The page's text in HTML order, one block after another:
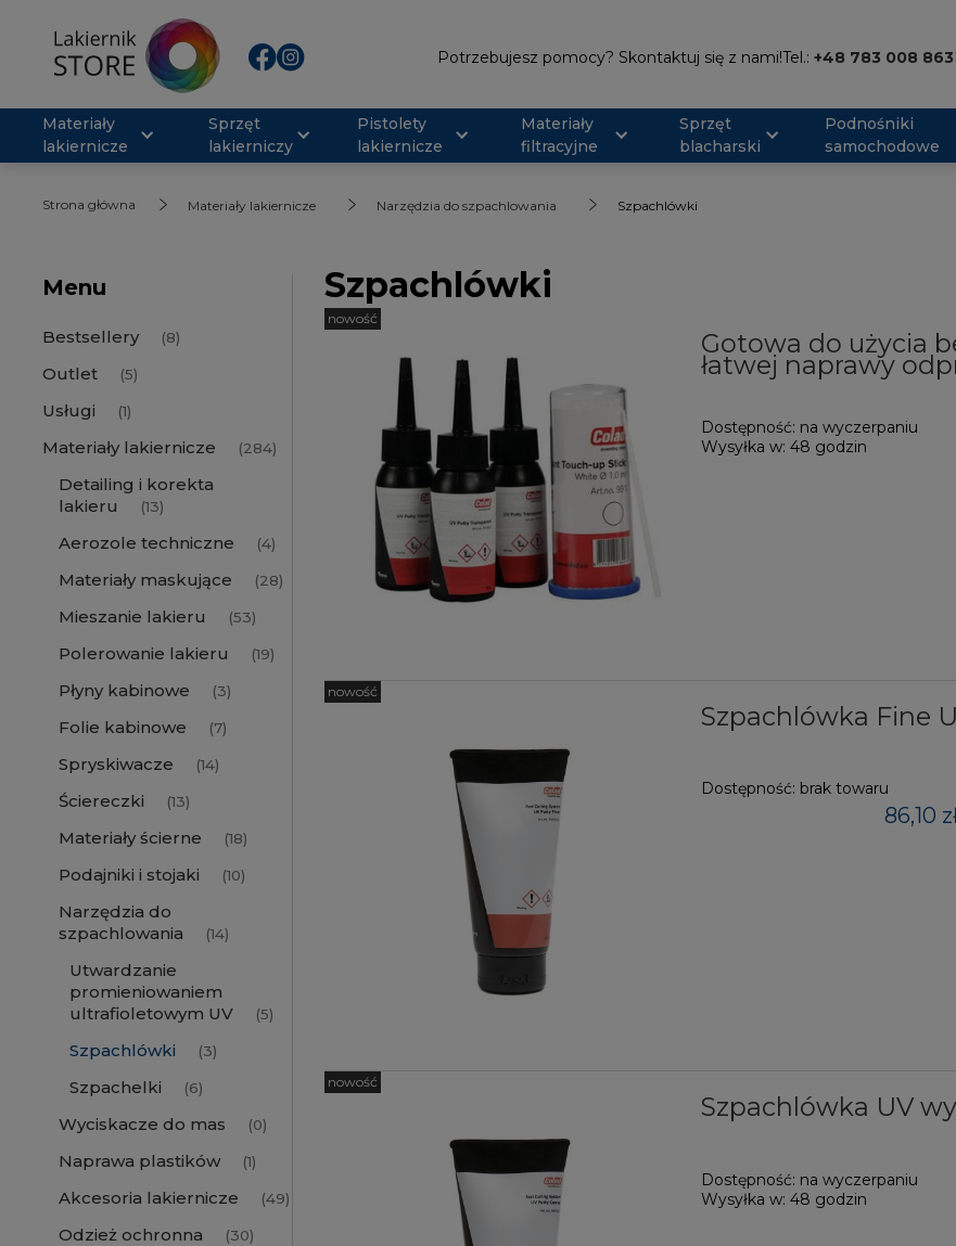
Potrzebujesz pomocy? Skontaktuj się z nami!Tel.: +48 783 008 863
Materiały
lakiernicze
Sprzęt
lakierniczy
Pistolety
lakiernicze
Materiały
filtracyjne
Sprzęt
blacharski
Podnośniki
samochodowe
Strona główna Materiały lakiernicze Narzędzia do szpachlowania Szpachlówki
Menu
Bestsellery (8)
Outlet (5)
Usługi (1)
Materiały lakiernicze (284)
Detailing i korekta
lakieru
(13)
Aerozole techniczne (4)
Materiały maskujące (28)
Mieszanie lakieru (53)
Polerowanie lakieru (19)
Płyny kabinowe (3)
Folie kabinowe (7)
Spryskiwacze (14)
Ściereczki (13)
Materiały ścierne (18)
Podajniki i stojaki (10)
Narzędzia do
szpachlowania
(14)
Utwardzanie
promieniowaniem
ultrafioletowym UV
(5)
Szpachlówki (3)
Szpachelki (6)
Wyciskacze do mas (0)
Naprawa plastików (1)
Akcesoria lakiernicze (49)
Odzież ochronna (30)
Szpachlówki
Gotowa do użycia
łatwej naprawy
Dostępność: na wyczerpaniu
Wysyłka w: 48 godzin
nowość
Szpachlówka Fine
Dostępność: brak towaru
86,10
nowość
Szpachlówka UV
Dostępność: na wyczerpaniu
Wysyłka w: 48 godzin
nowość